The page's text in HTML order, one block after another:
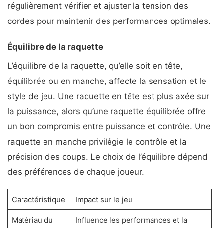
régulièrement vérifier et ajuster la tension des
cordes pour maintenir des performances optimales.
Équilibre de la raquette
L’équilibre de la raquette, qu’elle soit en tête,
équilibrée ou en manche, affecte la sensation et le
style de jeu. Une raquette en tête est plus axée sur
la puissance, alors qu’une raquette équilibrée offre
un bon compromis entre puissance et contrôle. Une
raquette en manche privilégie le contrôle et la
précision des coups. Le choix de l’équilibre dépend
des préférences de chaque joueur.
Caractéristique Impact sur le jeu
Matériau du
Influence les performances et la